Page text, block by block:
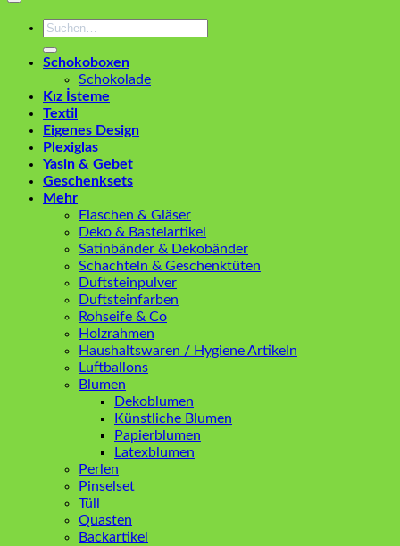
Suchen
Schokoboxen
Schokolade
Kız İsteme
Textil
Eigenes Design
Plexiglas
Yasin & Gebet
Geschenksets
Mehr
Flaschen & Gläser
Deko & Bastelartikel
Satinbänder & Dekobänder
Schachteln & Geschenktüten
Duftsteinpulver
Duftsteinfarben
Rohseife & Co
Holzrahmen
Haushaltswaren / Hygiene Artikeln
Luftballons
Blumen
Dekoblumen
Künstliche Blumen
Papierblumen
Latexblumen
Perlen
Pinselset
Tüll
Quasten
Backartikel